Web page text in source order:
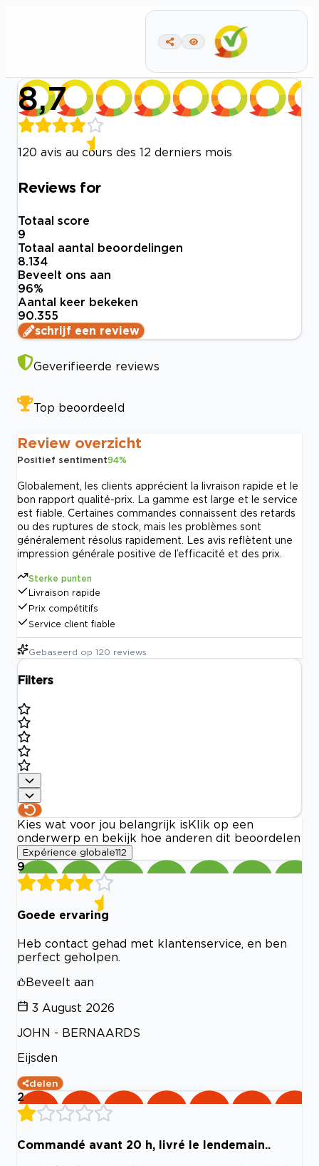
8,7
120 avis au cours des 12 derniers mois
Reviews for
Totaal score
9
Totaal aantal beoordelingen
8.134
Beveelt ons aan
96%
Aantal keer bekeken
90.355
schrijf een review
Geverifieerde reviews
Top beoordeeld
Review overzicht
Positief sentiment94%
Globalement, les clients apprécient la livraison rapide et le
bon rapport qualité-prix. La gamme est large et le service
est fiable. Certaines commandes connaissent des retards
ou des ruptures de stock, mais les problèmes sont
généralement résolus rapidement. Les avis reflètent une
impression générale positive de l’efficacité et des prix.
Sterke punten
Livraison rapide
Prix compétitifs
Service client fiable
Gebaseerd op 120 reviews
Filters
Kies wat voor jou belangrijk is Klik op een
onderwerp en bekijk hoe anderen dit beoordelen
Expérience globale112
9
Goede ervaring
Heb contact gehad met klantenservice, en ben
perfect geholpen.
Beveelt aan
3 August 2026
JOHN - BERNAARDS
Eijsden
delen
2
Commandé avant 20 h, livré le lendemain..